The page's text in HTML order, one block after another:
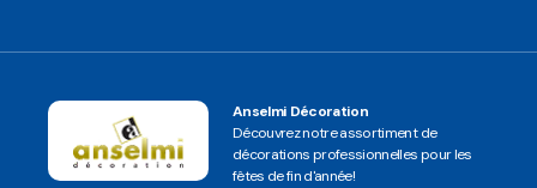
Anselmi Décoration
Découvrez notre assortiment de
décorations professionnelles pour les
fêtes de fin d'année!